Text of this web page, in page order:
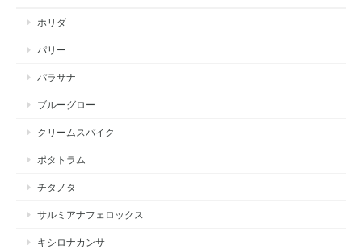
ホリダ
パリー
パラサナ
ブルーグロー
クリームスパイク
ポタトラム
チタノタ
サルミアナフェロックス
キシロナカンサ